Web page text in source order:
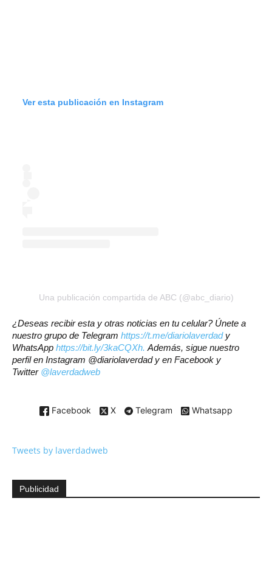
Ver esta publicación en Instagram
Una publicación compartida de ABC (@abc_diario)
¿Deseas recibir esta y otras noticias en tu celular? Únete a
nuestro grupo de Telegram https://t.me/diariolaverdady
WhatsApp https://bit.ly/3kaCQXh. Además, sigue nuestro
perfil en Instagram @diariolaverdad y en Facebook y
Twitter @laverdadweb
Facebook X Telegram Whatsapp
Tweets by laverdadweb
Publicidad